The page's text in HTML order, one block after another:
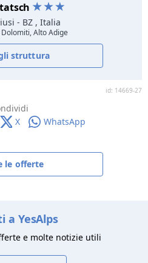
- BZ , Italia
Alto Adige
struttura
id: 14669-27
X WhatsApp
le offerte
a YesAlps
e molte notizie utili